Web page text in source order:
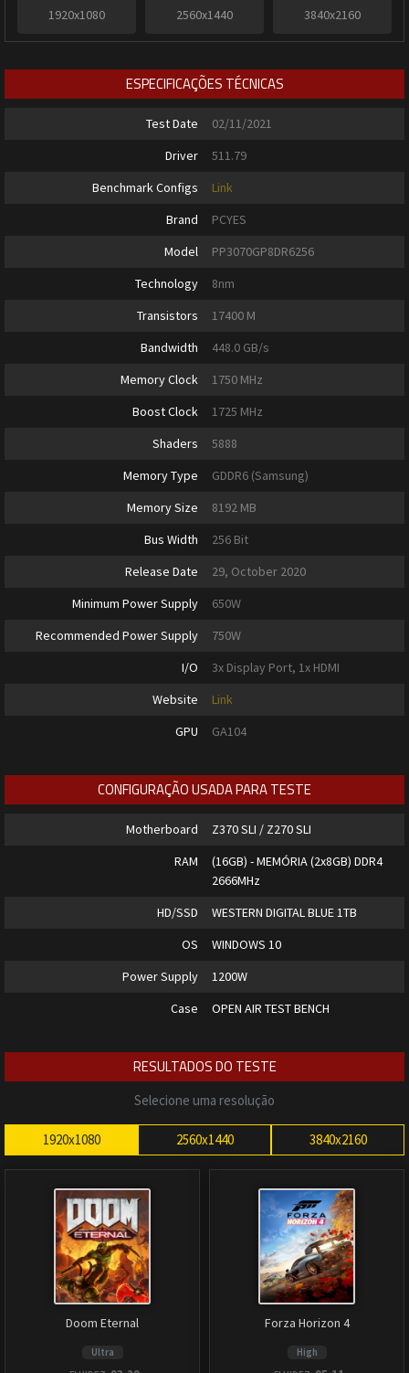
1920x1080
2560x1440
3840x2160
ESPECIFICAÇÕES TÉCNICAS
Test Date
02/11/2021
Driver
511.79
Benchmark Configs
Link
Brand
PCYES
Model
PP3070GP8DR6256
Technology
8nm
Transistors
17400 M
Bandwidth
448.0 GB/s
Memory Clock
1750 MHz
Boost Clock
1725 MHz
Shaders
5888
Memory Type
GDDR6 (Samsung)
Memory Size
8192 MB
Bus Width
256 Bit
Release Date
29, October 2020
Minimum Power Supply
650W
Recommended Power Supply
750W
I/O
3x Display Port, 1x HDMI
Website
Link
GPU
GA104
CONFIGURAÇÃO USADA PARA TESTE
Motherboard
Z370 SLI / Z270 SLI
RAM
(16GB) - MEMÓRIA (2x8GB) DDR4
2666MHz
HD/SSD
WESTERN DIGITAL BLUE 1TB
OS
WINDOWS 10
Power Supply
1200W
Case
OPEN AIR TEST BENCH
RESULTADOS DO TESTE
Selecione uma resolução
1920x1080 2560x1440 3840x2160
Doom Eternal
Ultra
Forza Horizon 4
High